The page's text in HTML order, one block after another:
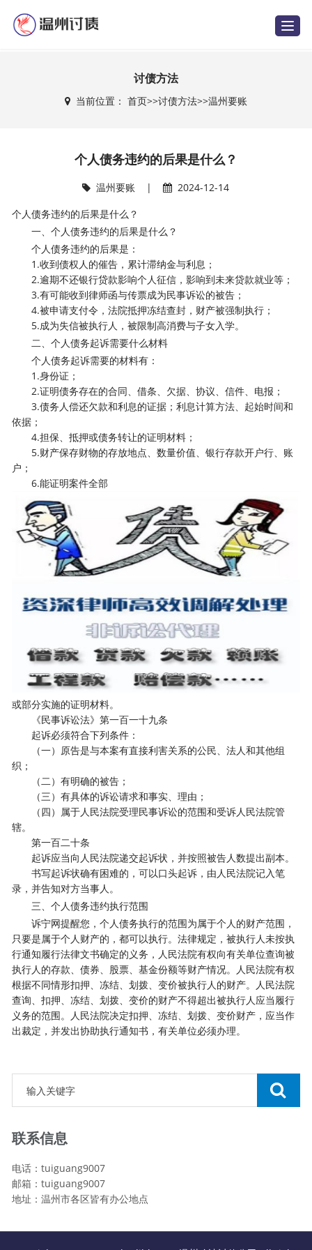
T
o
讨债方法
当前位置： 首页>>讨债方法>>温州要账
个人债务违约的后果是什么？
温州要账 |
2024-12-14
个人债务违约的后果是什么？
一、个人债务违约的后果是什么？
个人债务违约的后果是：
1.收到债权人的催告，累计滞纳金与利息；
2.逾期不还银行贷款影响个人征信，影响到未来贷款就业等；
3.有可能收到律师函与传票成为民事诉讼的被告；
4.被申请支付令，法院抵押冻结查封，财产被强制执行；
5.成为失信被执行人，被限制高消费与子女入学。
二、个人债务起诉需要什么材料
个人债务起诉需要的材料有：
1.身份证；
2.证明债务存在的合同、借条、欠据、协议、信件、电报；
3.债务人偿还欠款和利息的证据；利息计算方法、起始时间和
依据；
4.担保、抵押或债务转让的证明材料；
5.财产保存财物的存放地点、数量价值、银行存款开户行、账
户；
6.能证明案件全部
或部分实施的证明材料。
《民事诉讼法》第一百一十九条
起诉必须符合下列条件：
（一）原告是与本案有直接利害关系的公民、法人和其他组
织；
（二）有明确的被告；
（三）有具体的诉讼请求和事实、理由；
（四）属于人民法院受理民事诉讼的范围和受诉人民法院管
辖。
第一百二十条
起诉应当向人民法院递交起诉状，并按照被告人数提出副本。
书写起诉状确有困难的，可以口头起诉，由人民法院记入笔
录，并告知对方当事人。
三、个人债务违约执行范围
诉宁网提醒您，个人债务执行的范围为属于个人的财产范围，
只要是属于个人财产的，都可以执行。法律规定，被执行人未按执
行通知履行法律文书确定的义务，人民法院有权向有关单位查询被
执行人的存款、债券、股票、基金份额等财产情况。人民法院有权
根据不同情形扣押、冻结、划拨、变价被执行人的财产。人民法院
查询、扣押、冻结、划拨、变价的财产不得超出被执行人应当履行
义务的范围。人民法院决定扣押、冻结、划拨、变价财产，应当作
出裁定，并发出协助执行通知书，有关单位必须办理。
联系信息
电话：tuiguang9007
邮箱：tuiguang9007
地址：温州市各区皆有办公地点